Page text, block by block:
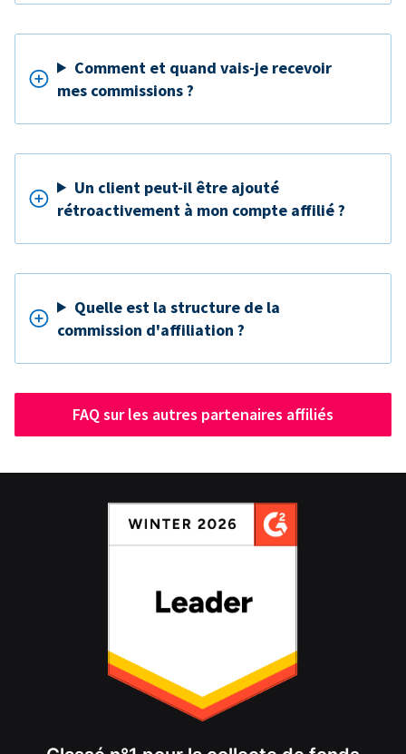
Comment et quand vais-je recevoir
mes commissions ?
Un client peut-il être ajouté
rétroactivement à mon compte affilié ?
Quelle est la structure de la
commission d'affiliation ?
FAQ sur les autres partenaires affiliés